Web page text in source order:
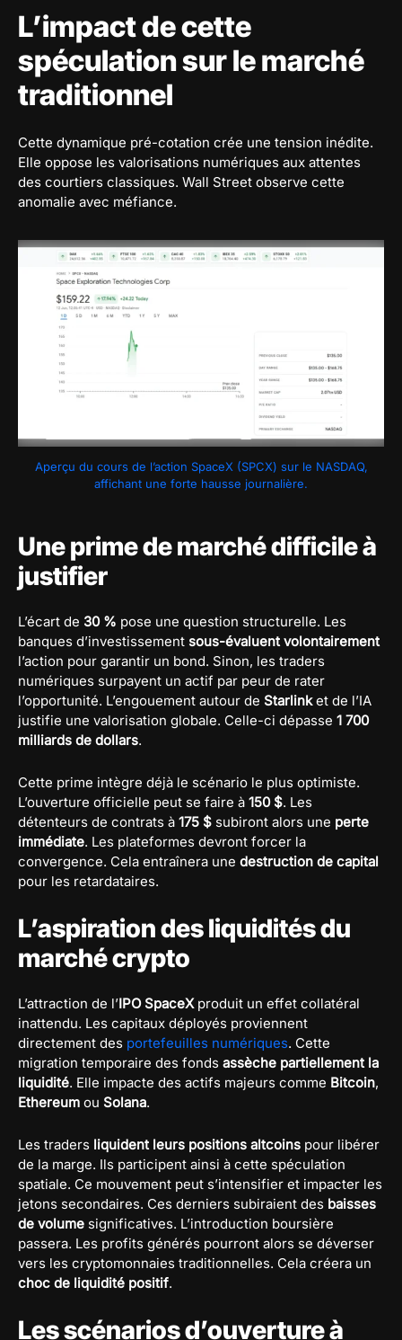
L’impact de cette
spéculation sur le marché
traditionnel
Cette dynamique pré-cotation crée une tension inédite.
Elle oppose les valorisations numériques aux attentes
des courtiers classiques. Wall Street observe cette
anomalie avec méfiance.
Aperçu du cours de l’action SpaceX (SPCX) sur le NASDAQ,
affichant une forte hausse journalière.
Une prime de marché difficile à
justifier
L’écart de 30 % pose une question structurelle. Les
banques d’investissement sous-évaluent volontairement
l’action pour garantir un bond. Sinon, les traders
numériques surpayent un actif par peur de rater
l’opportunité. L’engouement autour de Starlinket de l’IA
justifie une valorisation globale. Celle-ci dépasse 1 700
milliards de dollars.
Cette prime intègre déjà le scénario le plus optimiste.
L’ouverture officielle peut se faire à 150 $. Les
détenteurs de contrats à 175 $ subiront alors une perte
immédiate. Les plateformes devront forcer la
convergence. Cela entraînera une destruction de capital
pour les retardataires.
L’aspiration des liquidités du
marché crypto
L’attraction de l’IPO SpaceXproduit un effet collatéral
inattendu. Les capitaux déployés proviennent
directement des portefeuilles numériques. Cette
migration temporaire des fonds assèche partiellement la
liquidité. Elle impacte des actifs majeurs comme Bitcoin,
Ethereum ou Solana.
Les traders liquident leurs positions altcoins pour libérer
de la marge. Ils participent ainsi à cette spéculation
spatiale. Ce mouvement peut s’intensifier et impacter les
jetons secondaires. Ces derniers subiraient des baisses
de volume significatives. L’introduction boursière
passera. Les profits générés pourront alors se déverser
vers les cryptomonnaies traditionnelles. Cela créera un
choc de liquidité positif.
Les scénarios d’ouverture à